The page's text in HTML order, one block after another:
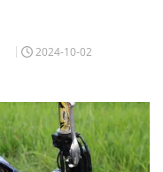
2024-10-02